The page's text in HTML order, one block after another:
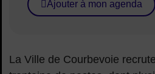
Ajouter à mon agenda
La Ville de Courbevoie